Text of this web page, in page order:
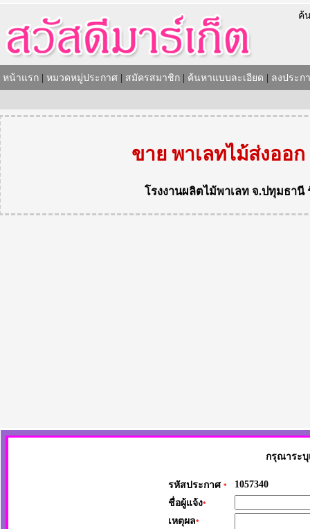
ค้
หน้าแรก หมวดหมู่ประกาศ สมัครสมาชิก ค้นหาแบบละเอียด ลงประก
ขาย พาเลทไม้ส่งออ
โรงงานผลิตไม้พาเลท จ.ปทุมธานี
กรุณาระบุ
รหัสประกาศ *
1057340
ชื่อผู้แจ้ง*
เหตุผล*